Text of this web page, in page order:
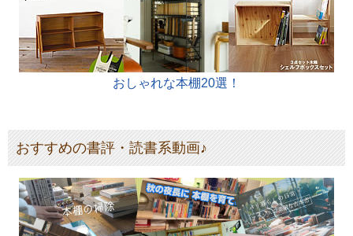
おしゃれな本棚20選！
おすすめの書評・読書系動画♪